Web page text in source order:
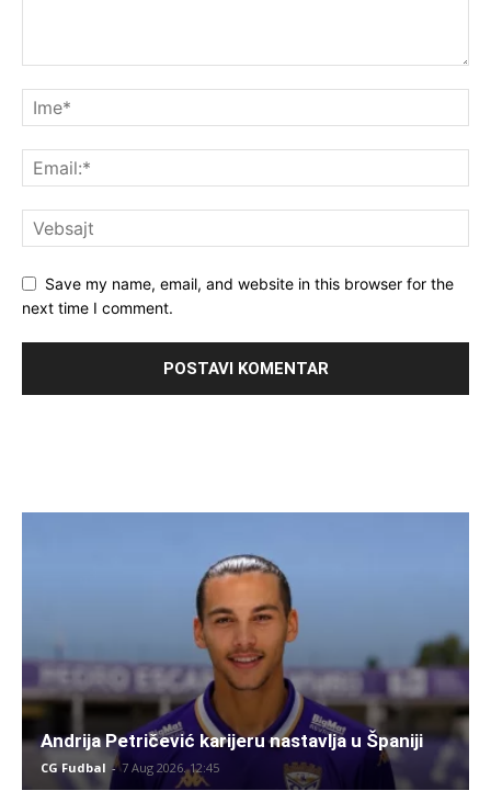
Save my name, email, and website in this browser for the
next time I comment.
Andrija Petričević karijeru nastavlja u Španiji
CG Fudbal - 7 Aug 2026. 12:45